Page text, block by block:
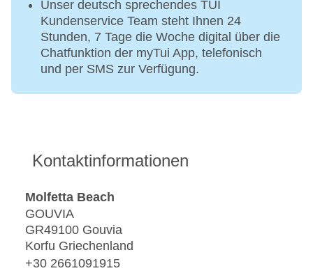
Unser deutsch sprechendes TUI
Kundenservice Team steht Ihnen 24
Stunden, 7 Tage die Woche digital über die
Chatfunktion der myTui App, telefonisch
und per SMS zur Verfügung.
Kontaktinformationen
Molfetta Beach
GOUVIA
GR49100 Gouvia
Korfu Griechenland
+30 2661091915